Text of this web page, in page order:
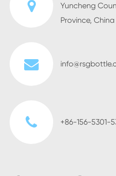
Yuncheng
Province, China
+86-156-5301-